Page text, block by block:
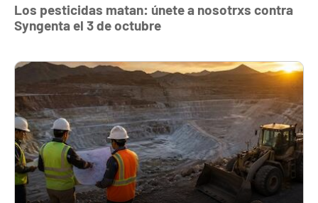
Los pesticidas matan: únete a nosotrxs contra
Syngenta el 3 de octubre